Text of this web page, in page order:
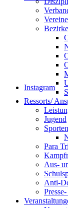
Instagram
Vereine
Bezirke
Ressorts/
Jugend
Para
Aus-
Anti-